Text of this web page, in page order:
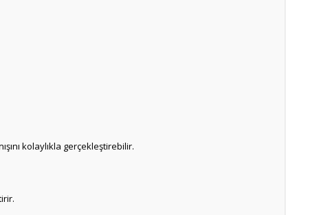
kolaylıkla gerçekleştirebilir.